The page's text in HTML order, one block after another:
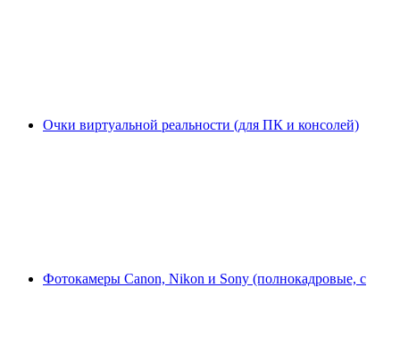
Очки виртуальной реальности (для ПК и консолей)
Фотокамеры Canon, Nikon и Sony (полнокадровые, с